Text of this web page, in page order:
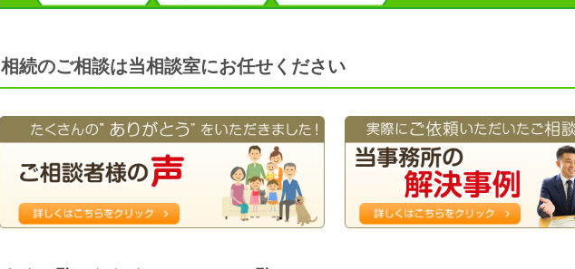
相続のご相談は当相談室にお任せください